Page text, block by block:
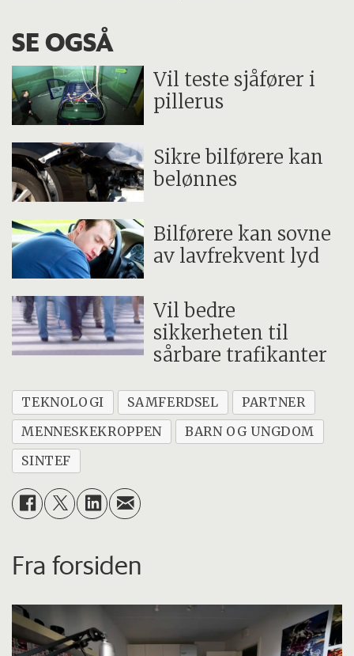
SE OGSÅ
Vil teste sjåfører i
pillerus
Sikre bilførere kan
belønnes
Bilførere kan sovne
av lavfrekvent lyd
Vil bedre
sikkerheten til
sårbare trafikanter
TEKNOLOGI SAMFERDSEL
PARTNER
MENNESKEKROPPEN
BARN OG UNGDOM
SINTEF
Fra forsiden